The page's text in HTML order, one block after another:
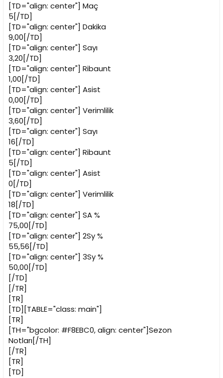
[TD="align: center"] Maç
5[/TD]
[TD="align: center"] Dakika
9,00[/TD]
[TD="align: center"] Sayı
3,20[/TD]
[TD="align: center"] Ribaunt
1,00[/TD]
[TD="align: center"] Asist
0,00[/TD]
[TD="align: center"] Verimlilik
3,60[/TD]
[TD="align: center"] Sayı
16[/TD]
[TD="align: center"] Ribaunt
5[/TD]
[TD="align: center"] Asist
0[/TD]
[TD="align: center"] Verimlilik
18[/TD]
[TD="align: center"] SA %
75,00[/TD]
[TD="align: center"] 2Sy %
55,56[/TD]
[TD="align: center"] 3Sy %
50,00[/TD]
[/TD]
[/TR]
[TR]
[TD][TABLE="class: main"]
[TR]
[TH="bgcolor: #F8EBC0, align: center"]Sezon
Notları[/TH]
[/TR]
[TR]
[TD]